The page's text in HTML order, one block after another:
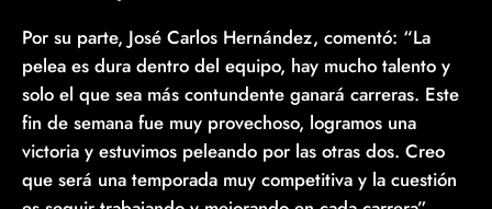
Por su parte, José Carlos Hernández, comentó: “La
pelea es dura dentro del equipo, hay mucho talento y
solo el que sea más contundente ganará carreras. Este
fin de semana fue muy provechoso, logramos una
victoria y estuvimos peleando por las otras dos. Creo
que será una temporada muy competitiva y la cuestión